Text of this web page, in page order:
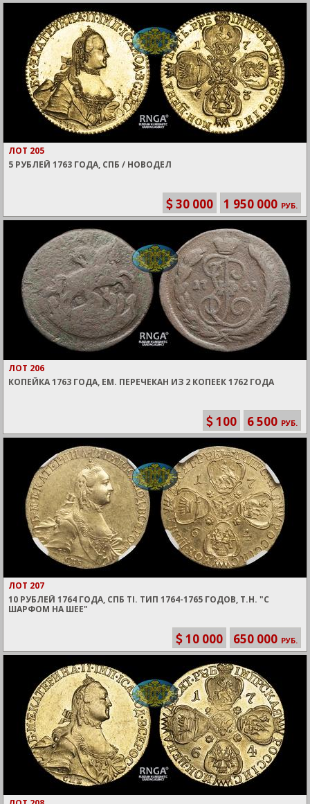
ЛОТ 205
5 РУБЛЕЙ 1763 ГОДА, СПБ / НОВОДЕЛ
30 000 1 950 000 РУБ.
ЛОТ 206
КОПЕЙКА 1763 ГОДА, ЕМ. ПЕРЕЧЕКАН ИЗ 2 КОПЕЕК 1762 ГОДА
100 6 500 РУБ.
ЛОТ 207
10 РУБЛЕЙ 1764 ГОДА, СПБ TI. ТИП 1764-1765 ГОДОВ, Т.Н. "С
ШАРФОМ НА ШЕЕ"
10 000 650 000 РУБ.